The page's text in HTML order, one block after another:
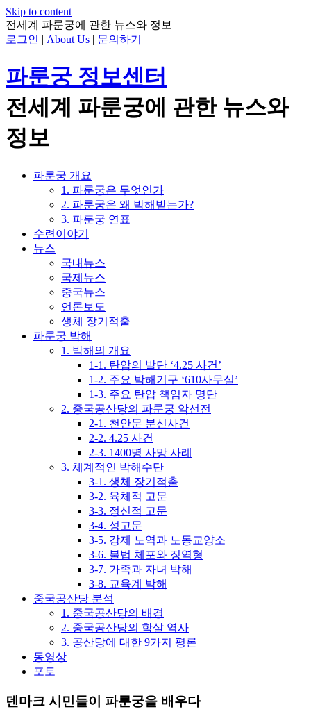
Skip to content
전세계 파룬궁에 관한 뉴스와 정보
로그인 | About Us | 문의하기
파룬궁 정보센터
전세계 파룬궁에 관한 뉴스와
정보
파룬궁 개요
1. 파룬궁은 무엇인가
2. 파룬궁은 왜 박해받는가?
3. 파룬궁 연표
수련이야기
뉴스
국내뉴스
국제뉴스
중국뉴스
언론보도
생체 장기적출
파룬궁 박해
1. 박해의 개요
1-1. 탄압의 발단 ‘4.25 사건’
1-2. 주요 박해기구 ‘610사무실’
1-3. 주요 탄압 책임자 명단
2. 중국공산당의 파룬궁 악선전
2-1. 천안문 분신사건
2-2. 4.25 사건
2-3. 1400명 사망 사례
3. 체계적인 박해수단
3-1. 생체 장기적출
3-2. 육체적 고문
3-3. 정신적 고문
3-4. 성고문
3-5. 강제 노역과 노동교양소
3-6. 불법 체포와 징역형
3-7. 가족과 자녀 박해
3-8. 교육계 박해
중국공산당 분석
1. 중국공산당의 배경
2. 중국공산당의 학살 역사
3. 공산당에 대한 9가지 평론
동영상
포토
덴마크 시민들이 파룬궁을 배우다